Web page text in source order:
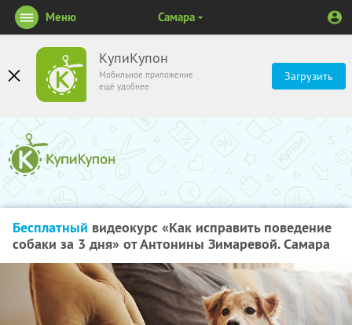
КупиКупон
Мобильное приложение
ещё удобнее
Загрузить
Меню Самара
Бесплатный видеокурс «Как исправить поведение
собаки за 3 дня» от Антонины Зимаревой. Самара